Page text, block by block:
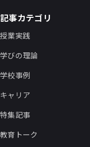
記事カテゴリ
授業実践
学びの理論
学校事例
キャリア
特集記事
教育トーク